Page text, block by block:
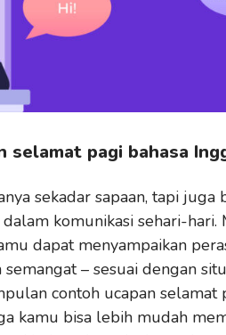
selamat pagi bahasa
sekadar sapaan, tapi
komunikasi sehari-
dapat menyampaikan
– sesuai dengan
contoh ucapan
kamu bisa lebih mudah